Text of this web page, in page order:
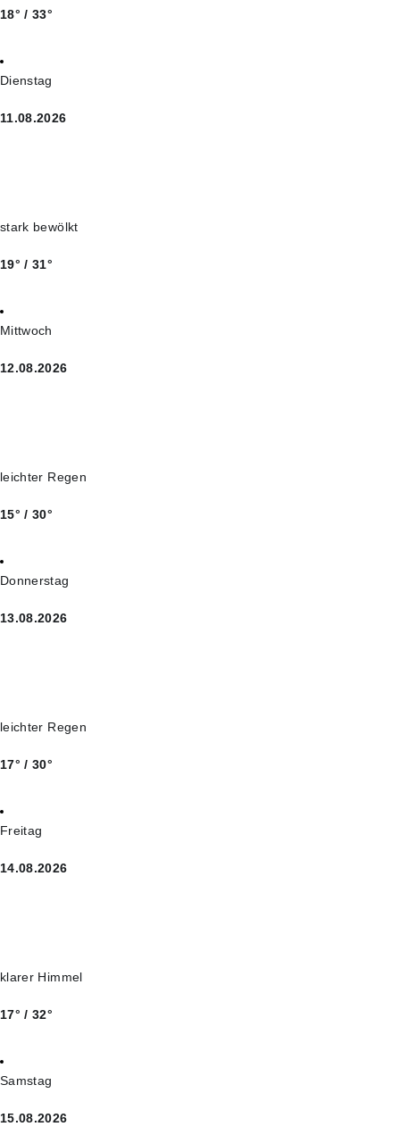
18° / 33°
Dienstag
11.08.2026
stark bewölkt
19° / 31°
Mittwoch
12.08.2026
leichter Regen
15° / 30°
Donnerstag
13.08.2026
leichter Regen
17° / 30°
Freitag
14.08.2026
klarer Himmel
17° / 32°
Samstag
15.08.2026